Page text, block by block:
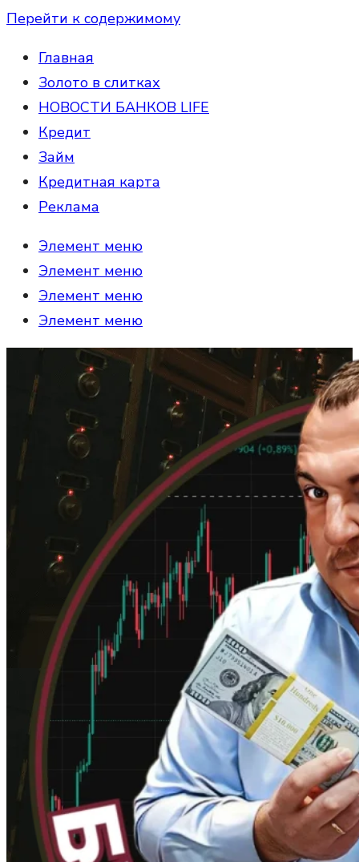
Перейти к содержимому
Главная
Золото в слитках
НОВОСТИ БАНКОВ LIFE
Кредит
Займ
Кредитная карта
Реклама
Элемент меню
Элемент меню
Элемент меню
Элемент меню